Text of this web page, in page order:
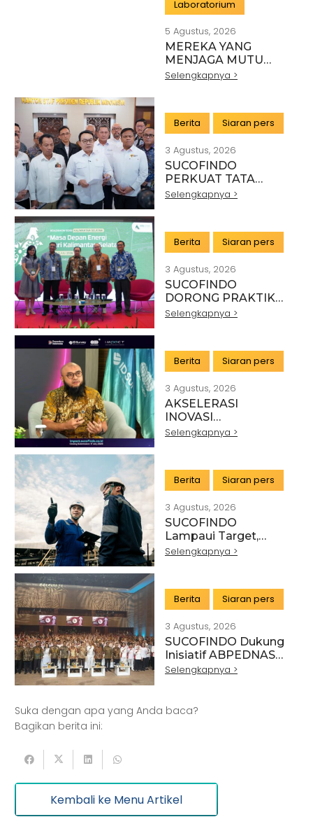
Laboratorium
5 Agustus, 2026
MEREKA YANG
MENJAGA MUTU
INDONESIA:
INDUSTRI
Selengkapnya >
Berita Siaran pers
3 Agustus, 2026
SUCOFINDO
PERKUAT TATA
KELOLA EKSPOR
DENGAN KSP DAN
DANANTARA
Selengkapnya >
Berita Siaran pers
3 Agustus, 2026
SUCOFINDO
DORONG PRAKTIK
PERTAMBANGAN
Selengkapnya >
Berita Siaran pers
3 Agustus, 2026
AKSELERASI
INOVASI
TEKNOLOGI,
TRANSFORMASI
LAYANAN TIC
TINGGI
Selengkapnya >
Berita Siaran pers
3 Agustus, 2026
SUCOFINDO
Lampaui Target,
RUPS Sahkan Kinerja
Selengkapnya >
Berita Siaran pers
3 Agustus, 2026
SUCOFINDO Dukung
Inisiatif ABPEDNAS
melalui Program
Selengkapnya >
Suka dengan apa yang Anda baca?
Bagikan berita ini:
Kembali ke Menu Artikel
Artikel Pertanian
Kehutanan
Kesehatan
Kelautan dan Perikanan
Pemerintahan
Informasi dan Komunikasi
Pariwisata
Listrik dan Gas